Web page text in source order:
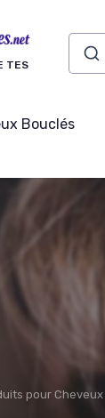
TES
Bouclés
pour